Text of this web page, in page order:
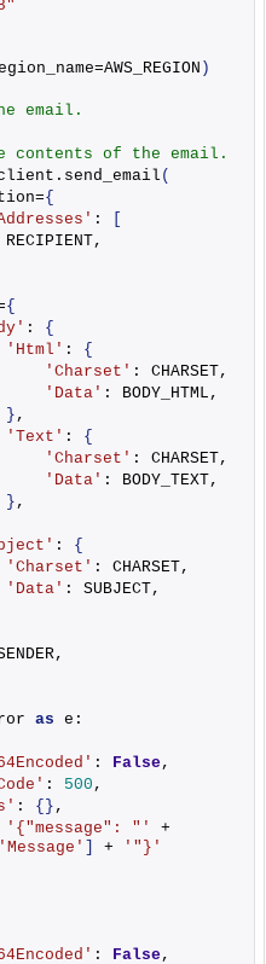
)
email.
contents of the email.
send_email (
{
:
[
{
: {
'Html' : {
'Charset' : CHARSET,
'Data' : BODY_HTML,
} ,
'Text' : {
'Charset' : CHARSET,
'Data' : BODY_TEXT,
} ,
: {
'Charset' : CHARSET,
'Data' : SUBJECT,
as e:
: False,
: 500 ,
: {} ,
'{"message": "'
+
'Message' ] +
'"}'
: False,